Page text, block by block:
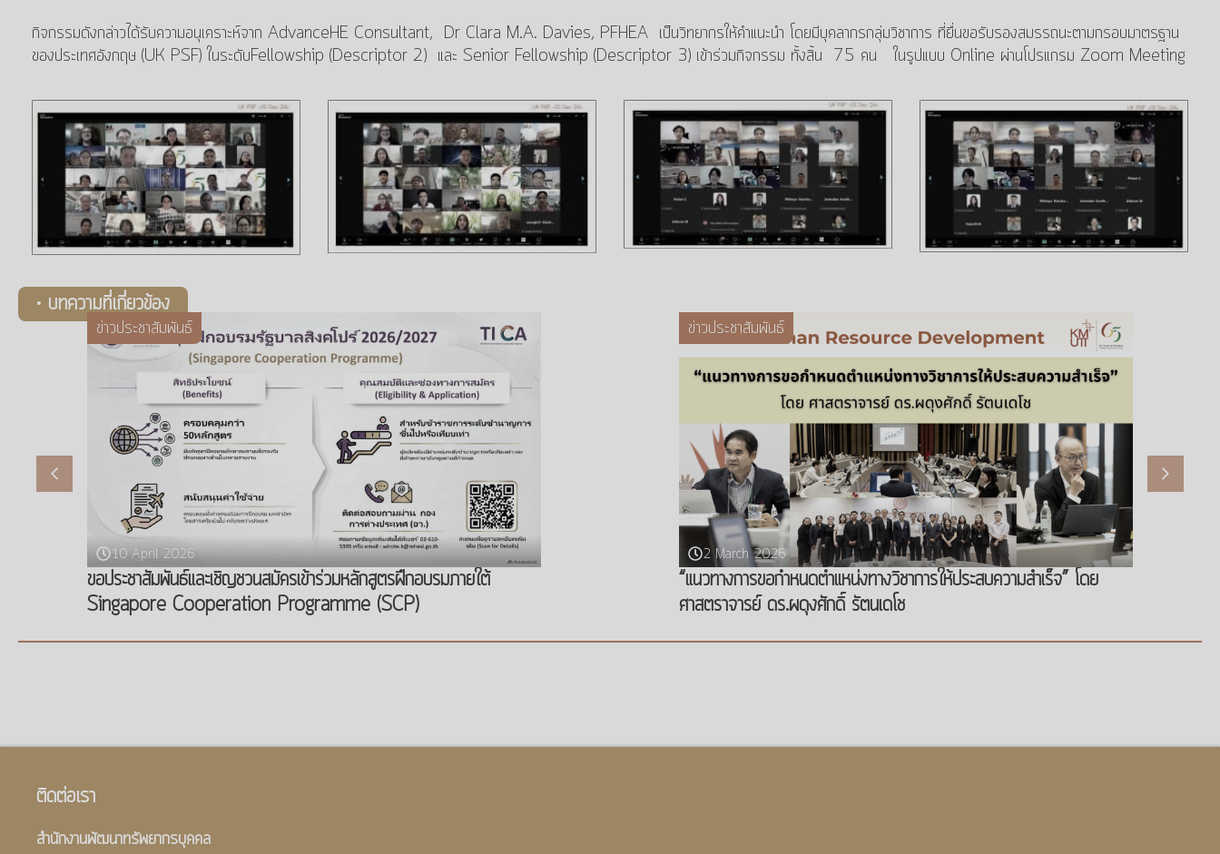
กิจกรรมดังกล่าวได้รับความอนุเคราะห์จาก AdvanceHE Consultant, Dr Clara M.A. Davies, PFHEA เป็นวิทยากรให้คำแนะนำ โดยมีบุคลากรกลุ่มวิชาการ ที่ยื่นขอรับรองสมรรถนะตามกรอบมาตรฐาน
ของประเทศอังกฤษ (UK PSF) ในระดับFellowship (Descriptor 2) และ Senior Fellowship (Descriptor 3) เข้าร่วมกิจกรรม ทั้งสิ้น 75 คน ในรูปแบบ Online ผ่านโปรแกรม Zoom Meeting
• บทความที่เกี่ยวข้อง
ข่าวประชาสัมพันธ์
10 April 2026
ขอประชาสัมพันธ์และเชิญชวนสมัครเข้าร่วมหลักสูตรฝึกอบรมภายใต้
Singapore Cooperation Programme (SCP)
ข่าวประชาสัมพันธ์
2 March 2026
“แนวทางการขอกำหนดตำแหน่งทางวิชาการให้ประสบความสำเร็จ” โดย
ศาสตราจารย์ ดร.ผดุงศักดิ์ รัตนเดโช
ติดต่อเรา
สำนักงานพัฒนาทรัพยากรบุคคล